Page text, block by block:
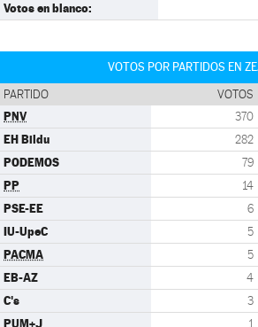
Votos en blanco:
VOTOS POR PARTIDOS EN
PARTIDO VOTOS
PNV 370
EH Bildu 282
PODEMOS 79
PP 14
PSE-EE 6
IU-UpeC 5
PACMA 5
EB-AZ 4
C's 3
PUM+J 1